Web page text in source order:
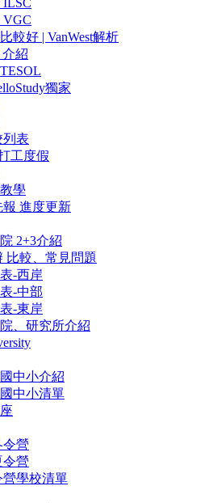
VGC
較好 | VanWest解析
紹
獨家
列表
工度假
學
報 進度更新
2+3介紹
比較、常見問題
-西岸
-中部
-東岸
、研究所介紹
中小介紹
中小清單
令營
令營
營學校清單